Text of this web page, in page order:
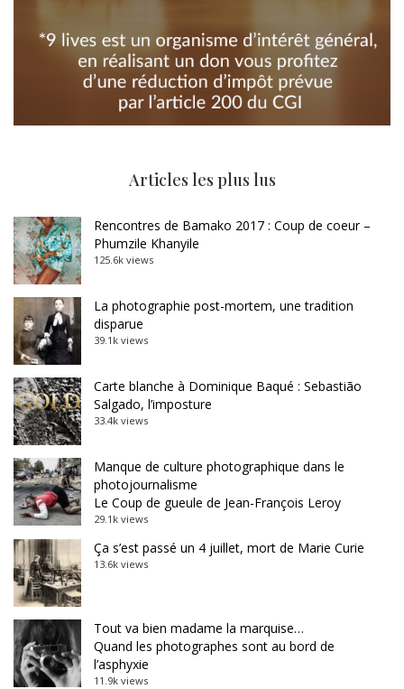
Articles les plus lus
Rencontres de Bamako 2017 : Coup de coeur –
Phumzile Khanyile
125.6k views
La photographie post-mortem, une tradition
disparue
39.1k views
Carte blanche à Dominique Baqué : Sebastião
Salgado, l’imposture
33.4k views
Manque de culture photographique dans le
photojournalisme
Le Coup de gueule de Jean-François Leroy
29.1k views
Ça s’est passé un 4 juillet, mort de Marie Curie
13.6k views
Tout va bien madame la marquise…
Quand les photographes sont au bord de
l’asphyxie
11.9k views